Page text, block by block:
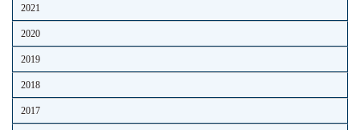
2021
2020
2019
2018
2017